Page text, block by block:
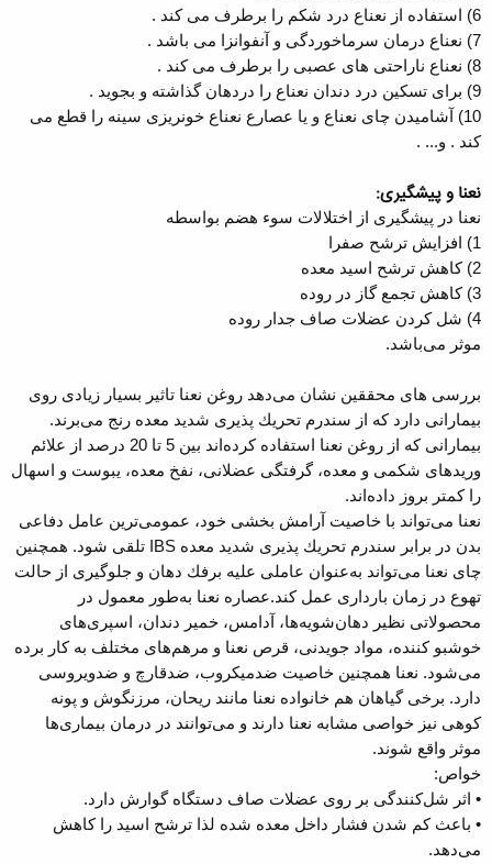
6) استفاده از نعناع درد شكم را برطرف می كند .
7) نعناع درمان سرماخوردگی و آنفوانزا می باشد .
8) نعناع ناراحتی های عصبی را برطرف می كند .
9) برای تسكین درد دندان نعناع را دردهان گذاشته و بجوید .
10) آشامیدن چای نعناع و یا عصارع نعناع خونریزی سینه را قطع می
كند . و... .
نعنا و پیشگیری:
نعنا در پیشگیری از اختلالات سوء هضم بواسطه
1) افزایش ترشح صفرا
2) کاهش ترشح اسید معده
3) کاهش تجمع گاز در روده
4) شل کردن عضلات صاف جدار روده
موثر می‌باشد.
بررسی های محققین نشان می‌دهد روغن نعنا تاثیر بسیار زیادی روی
بیمارانی دارد كه از سندرم تحریك پذیری شدید معده رنج می‌برند.
بیمارانی كه از روغن نعنا استفاده كرده‌اند بین 5 تا 20 درصد از علائم
وریدهای شكمی و معده، گرفتگی عضلانی، نفخ معده، یبوست و اسهال
را كمتر بروز داده‌اند.
نعنا می‌تواند با خاصیت آرامش بخشی خود، عمومی‌ترین عامل دفاعی
بدن در برابر سندرم تحریك پذیری شدید معده IBS تلقی شود. همچنین
چای نعنا می‌تواند به‌عنوان عاملی علیه برفك دهان و جلوگیری از حالت
تهوع در زمان بارداری عمل كند.عصاره نعنا به‌طور معمول در
محصولاتی نظیر دهان‌شویه‌ها، آدامس، خمیر دندان، اسپری‌های
خوشبو كننده، مواد جویدنی، قرص نعنا و مرهم‌های مختلف به كار برده
می‌شود. نعنا همچنین خاصیت ضد‌میكروب، ضد‌قارچ و ضد‌ویروسی
دارد. برخی گیاهان هم خانواده نعنا مانند ریحان، مرزنگوش و پونه
كوهی نیز خواصی مشابه نعنا دارند و می‌توانند در درمان بیماری‌ها
موثر واقع شوند.
خواص:
• اثر شل‌کنندگی بر روی عضلات صاف دستگاه گوارش دارد.
• باعث کم شدن فشار داخل معده شده لذا ترشح اسید را کاهش
می‌دهد.